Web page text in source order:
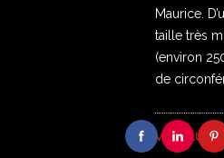
Maurice.
taille très
(environ
de
VOIR PLUS